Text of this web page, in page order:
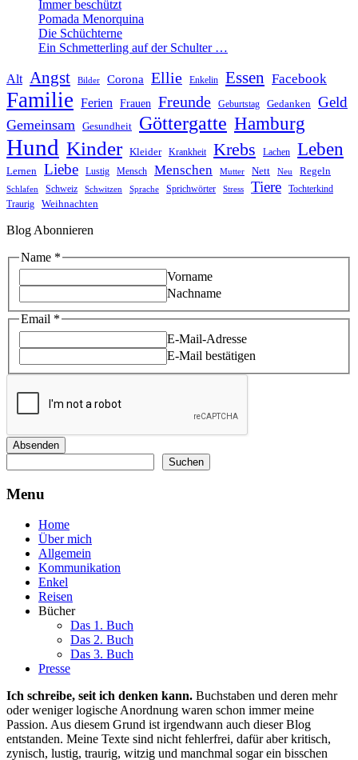
Immer beschützt
Pomada Menorquina
Die Schüchterne
Ein Schmetterling auf der Schulter …
Alt Angst Bilder Corona Ellie Enkelin Essen Facebook
Familie Ferien Frauen Freunde Geburtstag Gedanken Geld
Gemeinsam Gesundheit Göttergatte Hamburg
Hund Kinder Kleider Krankheit Krebs Lachen Leben
Lernen Liebe Lustig Mensch Menschen Mutter Nett Neu Regeln
Schlafen Schweiz Schwitzen Sprache Sprichwörter Stress Tiere Tochterkind
Traurig Weihnachten
Blog Abonnieren
Name
Email
Name *
Vorname
Nachname
Email *
E-Mail-Adresse
E-Mail bestätigen
Absenden
Suchen
Menu
Home
Über mich
Allgemein
Kommunikation
Enkel
Reisen
Bücher
Das 1. Buch
Das 2. Buch
Das 3. Buch
Presse
Ich schreibe, seit ich denken kann. Buchstaben und deren mehr
oder weniger logische Anordnung waren schon immer meine
Passion. Aus diesem Grund ist irgendwann auch dieser Blog
entstanden. Meine Texte sind nicht fehlerfrei, dafür aber kritisch,
zynisch, lustig, traurig, witzig und manchmal sogar ein bisschen